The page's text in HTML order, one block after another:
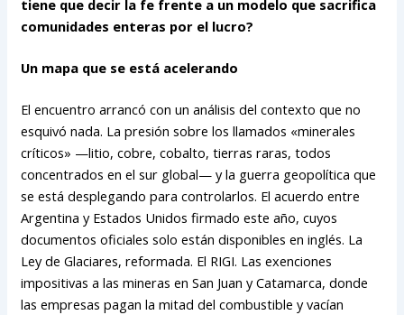
tiene que decir la fe frente a un modelo que sacrifica
comunidades enteras por el lucro?
Un mapa que se está acelerando
El encuentro arrancó con un análisis del contexto que no
esquivó nada. La presión sobre los llamados «minerales
críticos» —litio, cobre, cobalto, tierras raras, todos
concentrados en el sur global— y la guerra geopolítica que
se está desplegando para controlarlos. El acuerdo entre
Argentina y Estados Unidos firmado este año, cuyos
documentos oficiales solo están disponibles en inglés. La
Ley de Glaciares, reformada. El RIGI. Las exenciones
impositivas a las mineras en San Juan y Catamarca, donde
las empresas pagan la mitad del combustible y vacían